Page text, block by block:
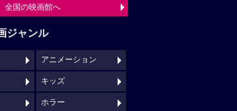
全国の映画館へ
ジャンル
アニメーション
キッズ
ホラー